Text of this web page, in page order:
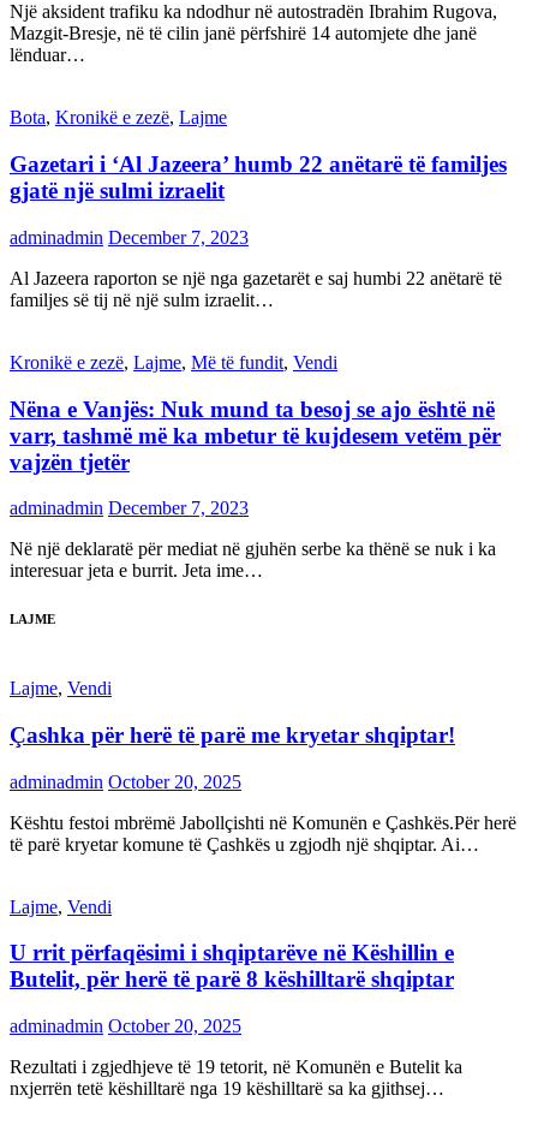
Një aksident trafiku ka ndodhur në autostradën Ibrahim Rugova,
Mazgit-Bresje, në të cilin janë përfshirë 14 automjete dhe janë
lënduar…
Bota, Kronikë e zezë, Lajme
Gazetari i ‘Al Jazeera’ humb 22 anëtarë të familjes
gjatë një sulmi izraelit
adminadmin December 7, 2023
Al Jazeera raporton se një nga gazetarët e saj humbi 22 anëtarë të
familjes së tij në një sulm izraelit…
Kronikë e zezë, Lajme, Më të fundit, Vendi
Nëna e Vanjës: Nuk mund ta besoj se ajo është në
varr, tashmë më ka mbetur të kujdesem vetëm për
vajzën tjetër
adminadmin December 7, 2023
Në një deklaratë për mediat në gjuhën serbe ka thënë se nuk i ka
interesuar jeta e burrit. Jeta ime…
LAJME
Lajme, Vendi
Çashka për herë të parë me kryetar shqiptar!
adminadmin October 20, 2025
Kështu festoi mbrëmë Jabollçishti në Komunën e Çashkës.Për herë
të parë kryetar komune të Çashkës u zgjodh një shqiptar. Ai…
Lajme, Vendi
U rrit përfaqësimi i shqiptarëve në Këshillin e
Butelit, për herë të parë 8 këshilltarë shqiptar
adminadmin October 20, 2025
Rezultati i zgjedhjeve të 19 tetorit, në Komunën e Butelit ka
nxjerrën tetë këshilltarë nga 19 këshilltarë sa ka gjithsej…